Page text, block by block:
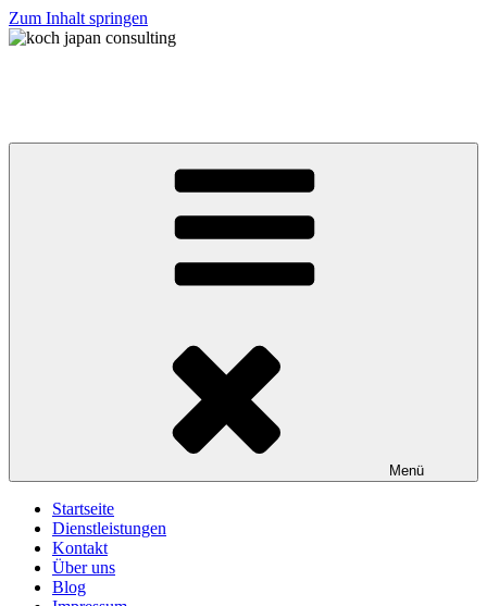
Zum Inhalt springen
Menü
Startseite
Dienstleistungen
Kontakt
Über uns
Blog